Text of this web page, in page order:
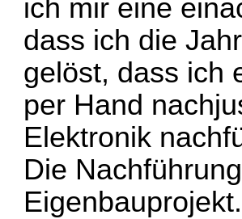
ich mir eine
dass ich die
gelöst, dass ich
per Hand
Elektronik
Die
Eigenbauprojekt.